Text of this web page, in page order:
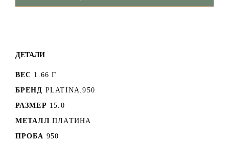
ДЕТАЛИ
ВЕС 1.66 Г
БРЕНД PLATINA.950
РАЗМЕР 15.0
МЕТАЛЛ ПЛАТИНА
ПРОБА 950